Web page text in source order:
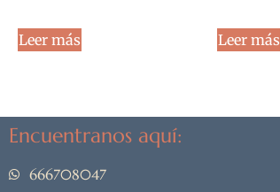
Leer más Leer más
Encuentranos aquí:
666708047